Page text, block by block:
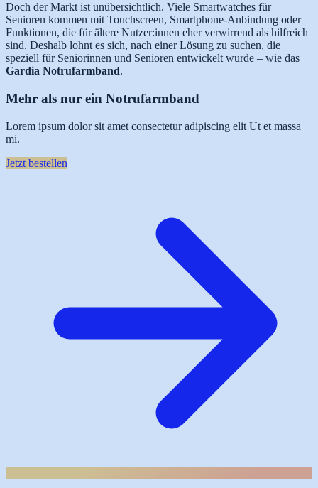
Doch der Markt ist unübersichtlich. Viele Smartwatches für
Senioren kommen mit Touchscreen, Smartphone-Anbindung oder
Funktionen, die für ältere Nutzer:innen eher verwirrend als hilfreich
sind. Deshalb lohnt es sich, nach einer Lösung zu suchen, die
speziell für Seniorinnen und Senioren entwickelt wurde – wie das
Gardia Notrufarmband.
Mehr als nur ein Notrufarmband
Lorem ipsum dolor sit amet consectetur adipiscing elit Ut et massa
mi.
Jetzt bestellen